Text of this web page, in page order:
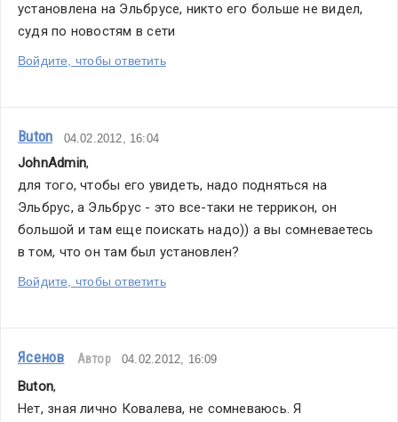
установлена на Эльбрусе, никто его больше не видел,
судя по новостям в сети
Войдите, чтобы ответить
Buton 04.02.2012, 16:04
JohnAdmin,
для того, чтобы его увидеть, надо подняться на
Эльбрус, а Эльбрус - это все-таки не террикон, он
большой и там еще поискать надо)) а вы сомневаетесь
в том, что он там был установлен?
Войдите, чтобы ответить
Ясенов Автор 04.02.2012, 16:09
Buton,
Нет, зная лично Ковалева, не сомневаюсь. Я